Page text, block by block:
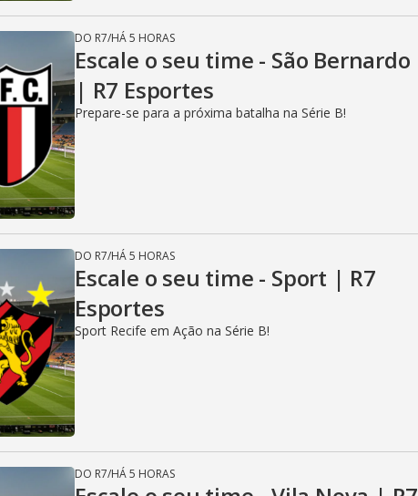
DO R7/HÁ 5 HORAS
Escale o seu time - São Bernardo
| R7 Esportes
Prepare-se para a próxima batalha na Série B!
DO R7/HÁ 5 HORAS
Escale o seu time - Sport | R7
Esportes
Sport Recife em Ação na Série B!
DO R7/HÁ 5 HORAS